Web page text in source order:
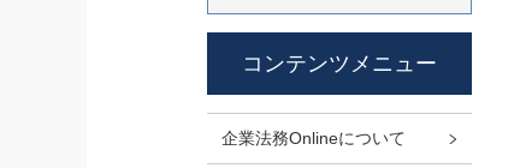
コンテンツメニュー
企業法務Onlineについて